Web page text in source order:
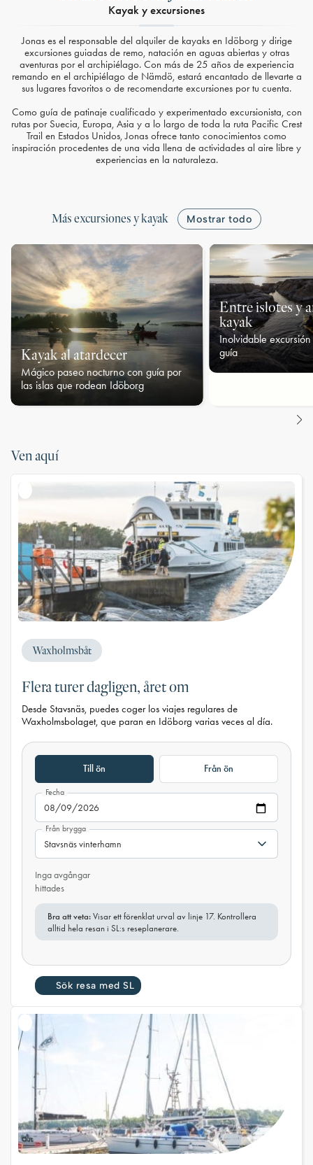
Kayak y excursiones
Jonas es el responsable del alquiler de kayaks en Idöborg y dirige
excursiones guiadas de remo, natación en aguas abiertas y otras
aventuras por el archipiélago. Con más de 25 años de experiencia
remando en el archipiélago de Nämdö, estará encantado de llevarte a
sus lugares favoritos o de recomendarte excursiones por tu cuenta.
Como guía de patinaje cualificado y experimentado excursionista, con
rutas por Suecia, Europa, Asia y a lo largo de toda la ruta Pacific Crest
Trail en Estados Unidos, Jonas ofrece tanto conocimientos como
inspiración procedentes de una vida llena de actividades al aire libre y
experiencias en la naturaleza.
Más excursiones y kayak Mostrar todo
Kayak al atardecer
Mágico paseo nocturno con guía por
las islas que rodean Idöborg
Entre islotes y
kayak
Inolvidable
guía
Ven aquí
Waxholmsbåt
Flera turer dagligen, året om
Desde Stavsnäs, puedes coger los viajes regulares de
Waxholmsbolaget, que paran en Idöborg varias veces al día.
Till ön Från ön
Fecha
Från brygga
Inga avgångar
hittades
Bra att veta: Visar ett förenklat urval av linje 17. Kontrollera
alltid hela resan i SL:s reseplanerare.
Sök resa med SL